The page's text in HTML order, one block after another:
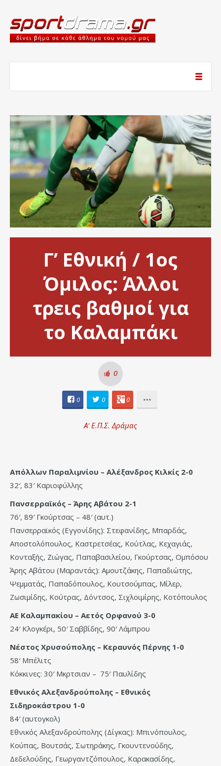
Γ’ Εθνική / 1ος
Όμιλος: Άλλοι
τρεις βαθμοί για
το Καλαμπάκι
0
0 0 0
Α' Ε.Π.Σ. Δράμας
Απόλλων Παραλιμνίου – Αλέξανδρος Κιλκίς 2-0
32′, 83′ Καριοφύλλης
Πανσερραϊκός – Άρης Αβάτου 2-1
76′, 89′ Γκούρτσας – 48′ (αυτ.)
Πανσερραϊκός (Εγγονίδης): Στεφανίδης, Μπαρδάς,
Αποστολόπουλος, Καστρετσέας, Κούτλας, Κεχαγιάς,
Κονταξής, Ζιώγας, Παπαβασιλείου, Γκούρτσας, Ομπόσου
Άρης Αβάτου (Μαραντάς): Αμουτζάκης, Παπαδιώτης,
Ψεμματάς, Παπαδόπουλος, Κουτσούμπας, Μίλερ,
Ζωσιμίδης, Κούτρας, Δόντσος, Σιχλοιμίρης, Κοτόπουλος
ΑΕ Καλαμπακίου – Αετός Ορφανού 3-0
24′ Κλογκέρι, 50′ Σαββίδης, 90′ Λάμπρου
Νέστος Χρυσούπολης – Κεραυνός Πέρνης 1-0
58′ Μπέλιτς
Κόκκινες: 30′ Μκρτσιαν – 75′ Παυλίδης
Εθνικός Αλεξανδρούπολης – Εθνικός
Σιδηροκάστρου 1-0
84′ (αυτογκολ)
Εθνικός Αλεξανδρούπολης (Δίγκας): Μπινόπουλος,
Κούπας, Βουτσάς, Σωτηράκης, Γκουντενούδης,
Δεδελούδης, Γεωργαντζόπουλος, Καρακασίδης,